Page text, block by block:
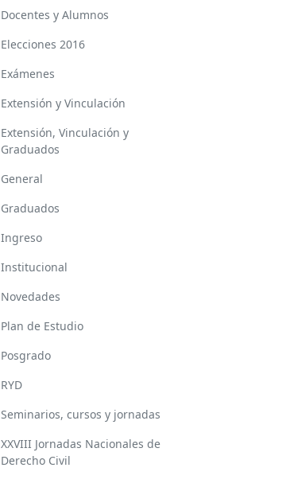
Docentes y Alumnos
Elecciones 2016
Exámenes
Extensión y Vinculación
Extensión, Vinculación y
Graduados
General
Graduados
Ingreso
Institucional
Novedades
Plan de Estudio
Posgrado
RYD
Seminarios, cursos y jornadas
XXVIII Jornadas Nacionales de
Derecho Civil